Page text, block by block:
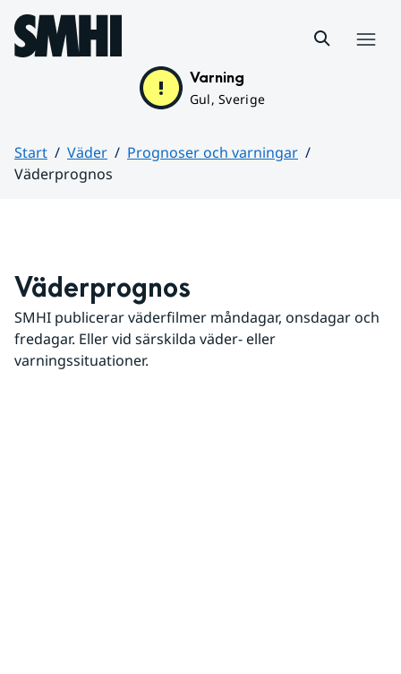
Hoppa till sidans innehåll
Varning
Gul, Sverige
Start Väder
Prognoser och varningar
Väderprognos
Väderprognos
SMHI publicerar väderfilmer måndagar, onsdagar och
fredagar. Eller vid särskilda väder- eller
varningssituationer.